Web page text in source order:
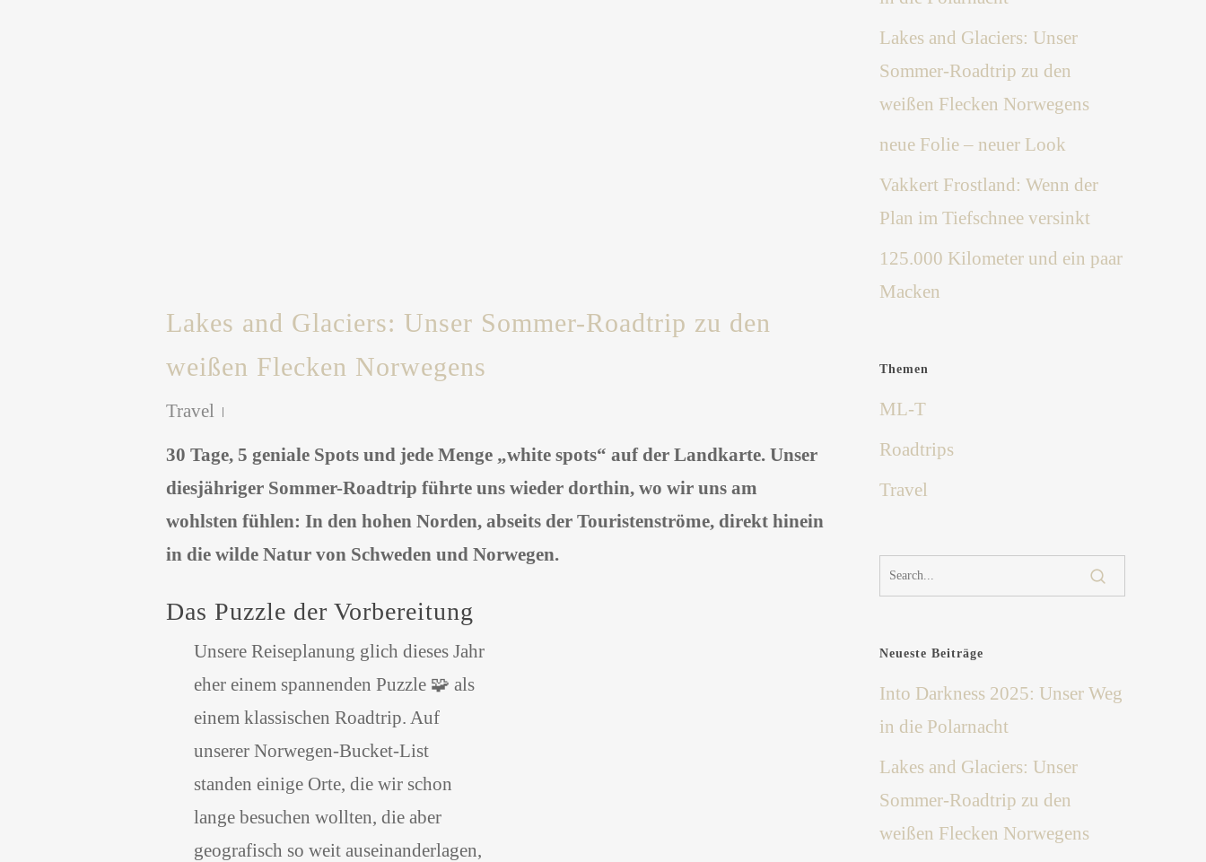
Lakes and Glaciers: Unser Sommer-Roadtrip zu den
weißen Flecken Norwegens
Travel
30 Tage, 5 geniale Spots und jede Menge „white spots“ auf der Landkarte. Unser
diesjähriger Sommer-Roadtrip führte uns wieder dorthin, wo wir uns am
wohlsten fühlen: In den hohen Norden, abseits der Touristenströme, direkt hinein
in die wilde Natur von Schweden und Norwegen.
Das Puzzle der Vorbereitung
Unsere Reiseplanung glich dieses Jahr
eher einem spannenden Puzzle 🧩 als
einem klassischen Roadtrip. Auf
unserer Norwegen-Bucket-List
standen einige Orte, die wir schon
lange besuchen wollten, die aber
geografisch so weit auseinanderlagen,
Lakes and Glaciers: Unser
Sommer-Roadtrip zu den
weißen Flecken Norwegens
neue Folie – neuer Look
Vakkert Frostland: Wenn der
Plan im Tiefschnee versinkt
125.000 Kilometer und ein paar
Macken
Themen
ML-T
Roadtrips
Travel
Neueste Beiträge
Into Darkness 2025: Unser Weg
in die Polarnacht
Lakes and Glaciers: Unser
Sommer-Roadtrip zu den
weißen Flecken Norwegens